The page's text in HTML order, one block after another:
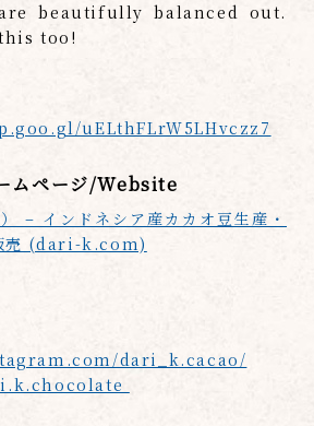
beautifully balanced out.
too!
uELthFLrW5LHvczz7
ムページ/Website
– インドネシア産カカオ豆生産・
売 (dari-k.com)
dari_k.cacao/